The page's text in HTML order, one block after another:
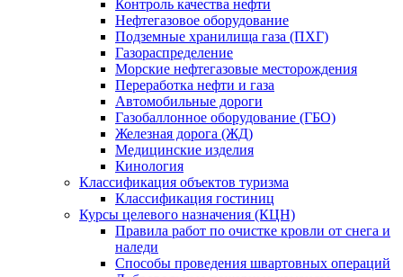
Контроль качества нефти
Нефтегазовое оборудование
Подземные хранилища газа (ПХГ)
Газораспределение
Морские нефтегазовые месторождения
Переработка нефти и газа
Автомобильные дороги
Газобаллонное оборудование (ГБО)
Железная дорога (ЖД)
Медицинские изделия
Кинология
Классификация объектов туризма
Классификация гостиниц
Курсы целевого назначения (КЦН)
Правила работ по очистке кровли от снега и
наледи
Способы проведения швартовных операций